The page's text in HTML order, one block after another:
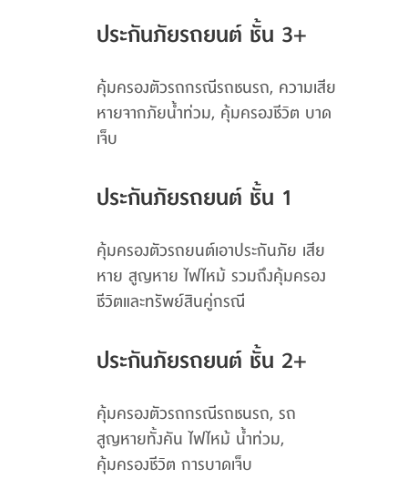
ประกันภัยรถยนต์ ชั้น 3+
คุ้มครองตัวรถกรณีรถชนรถ, ความเสีย
หายจากภัยน้ำท่วม, คุ้มครองชีวิต บาด
เจ็บ
ประกันภัยรถยนต์ ชั้น 1
คุ้มครองตัวรถยนต์เอาประกันภัย เสีย
หาย สูญหาย ไฟไหม้ รวมถึงคุ้มครอง
ชีวิตและทรัพย์สินคู่กรณี
ประกันภัยรถยนต์ ชั้น 2+
คุ้มครองตัวรถกรณีรถชนรถ, รถ
สูญหายทั้งคัน ไฟไหม้ น้ำท่วม,
คุ้มครองชีวิต การบาดเจ็บ